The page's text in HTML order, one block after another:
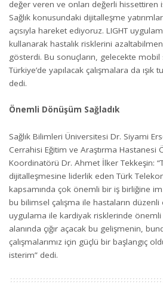
değer veren ve onları değerli hissettiren
Sağlık konusundaki dijitalleşme
açısıyla hareket ediyoruz. LIGHT
kullanarak hastalık risklerini
gösterdi. Bu sonuçların, gelecekte mobil
Türkiye’de yapılacak çalışmalara da ışık
dedi.
Önemli Dönüşüm Sağladık
Sağlık Bilimleri Üniversitesi Dr. Siyami
Cerrahisi Eğitim ve Araştırma Hastanesi
Koordinatörü Dr. Ahmet İlker Tekkeşin:
dijitalleşmesine liderlik eden Türk
kapsamında çok önemli bir iş birliğine
bu bilimsel çalışma ile hastaların düzenli
uygulama ile kardiyak risklerinde önemli
alanında çığır açacak bu gelişmenin,
çalışmalarımız için güçlü bir başlangıç
isterim” dedi.